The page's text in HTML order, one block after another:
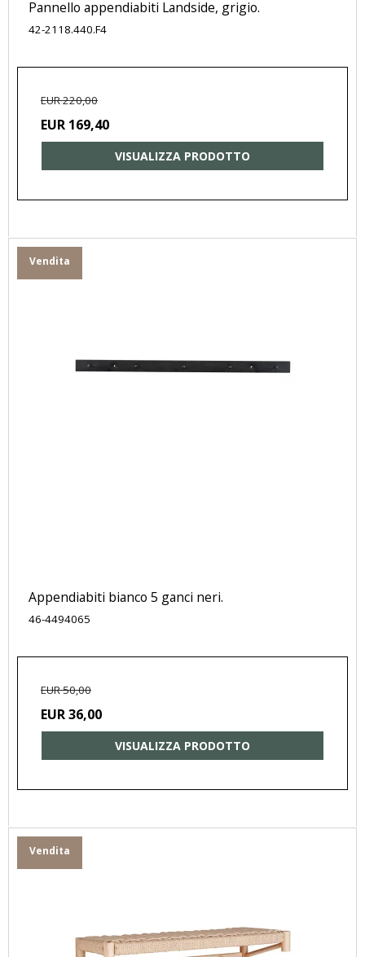
Pannello appendiabiti Landside, grigio.
42-2118.440.F4
EUR 220,00
EUR 169,40
VISUALIZZA PRODOTTO
Vendita
Appendiabiti bianco 5 ganci neri.
46-4494065
EUR 50,00
EUR 36,00
VISUALIZZA PRODOTTO
Vendita